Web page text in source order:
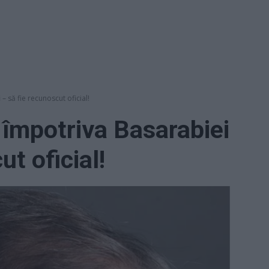
să fie recunoscut oficial!
Basarabiei
oficial!